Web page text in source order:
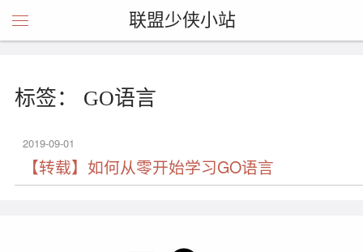
联盟少侠小站
标签： GO语言
2019-09-01
【转载】如何从零开始学习GO语言